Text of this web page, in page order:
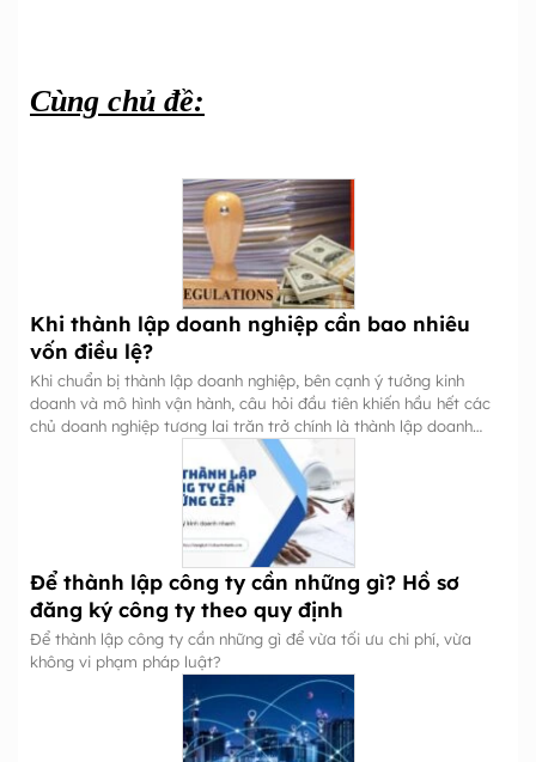
Cùng chủ đề:
Khi thành lập doanh nghiệp cần bao nhiêu
vốn điều lệ?
Khi chuẩn bị thành lập doanh nghiệp, bên cạnh ý tưởng kinh
doanh và mô hình vận hành, câu hỏi đầu tiên khiến hầu hết các
chủ doanh nghiệp tương lai trăn trở chính là thành lập doanh
Để thành lập công ty cần những gì? Hồ sơ
đăng ký công ty theo quy định
Để thành lập công ty cần những gì để vừa tối ưu chi phí, vừa
không vi phạm pháp luật?